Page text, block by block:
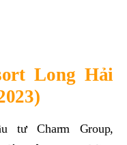
Long Hải
tư Charm Group,